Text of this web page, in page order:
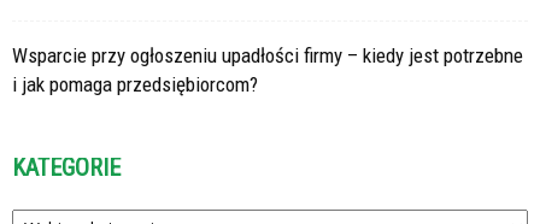
Wsparcie przy ogłoszeniu upadłości firmy – kiedy jest potrzebne
i jak pomaga przedsiębiorcom?
KATEGORIE
Kategorie